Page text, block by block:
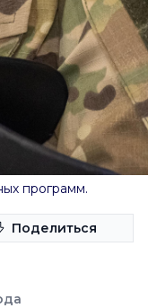
программ.
Поделиться